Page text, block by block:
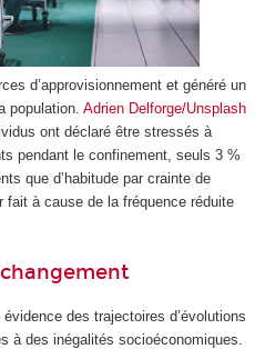
d’approvisionnement et généré un
population. Adrien Delforge/Unsplash
ont déclaré être stressés à
pendant le confinement, seuls 3 %
que d’habitude par crainte de
fait à cause de la fréquence réduite
des trajectoires d’évolutions
à des inégalités socioéconomiques.